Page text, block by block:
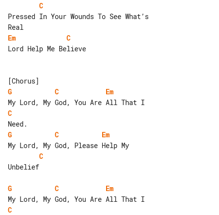
C
Pressed In Your Wounds To See What’s
Em
C
Lord Help Me Believe
G
C
Em
C
G
C
Em
C
Unbelief
G C
Em
C